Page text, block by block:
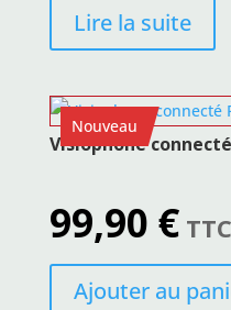
Lire la suite
Nouveau
Visiophone
99,90 € TTC
Ajouter au